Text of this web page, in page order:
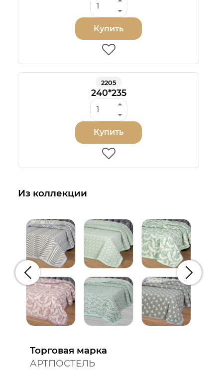
Купить
2205
240*235
Купить
Из коллекции
Предыдущий
Торговая марка
АРТПОСТЕЛЬ